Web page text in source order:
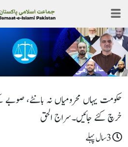
حکومت یہاں محرومیاں نہ بانٹے،
خرچ کئے جائیں۔سراج الحق